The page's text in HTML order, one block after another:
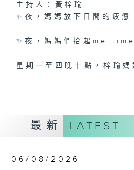
主持人：黃梓瑜
✨夜，媽媽放下日間的疲憊
✨夜，媽媽們拾起me time
星期一至四晚十點，梓瑜媽
最新 LATEST
06/08/2026